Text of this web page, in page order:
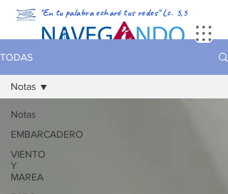
"En tu palabra echaré tus redes" Lc. 5,5
PORTADA
TODAS
Notas
EMBARCADERO
VIENTO
Y
MAREA
Notas